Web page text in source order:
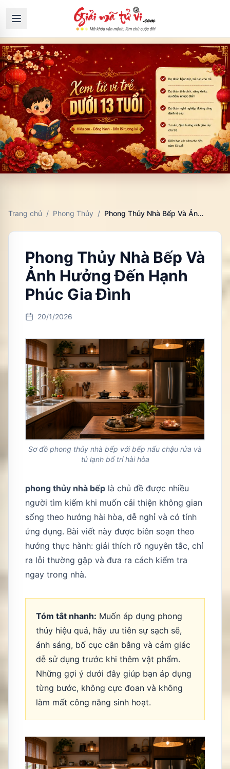
Trang chủ / Phong Thủy / Phong Thủy Nhà Bếp Và Ảnh Hưởng Đến Hạnh Phúc Gia Đình
Phong Thủy Nhà Bếp Và
Ảnh Hưởng Đến Hạnh
Phúc Gia Đình
20/1/2026
Sơ đồ phong thủy nhà bếp với bếp nấu chậu rửa và
tủ lạnh bố trí hài hòa
phong thủy nhà bếp là chủ đề được nhiều
người tìm kiếm khi muốn cải thiện không gian
sống theo hướng hài hòa, dễ nghỉ và có tính
ứng dụng. Bài viết này được biên soạn theo
hướng thực hành: giải thích rõ nguyên tắc, chỉ
ra lỗi thường gặp và đưa ra cách kiểm tra
ngay trong nhà.
Tóm tắt nhanh: Muốn áp dụng phong
thủy hiệu quả, hãy ưu tiên sự sạch sẽ,
ánh sáng, bố cục cân bằng và cảm giác
dễ sử dụng trước khi thêm vật phẩm.
Những gợi ý dưới đây giúp bạn áp dụng
từng bước, không cực đoan và không
làm mất công năng sinh hoạt.